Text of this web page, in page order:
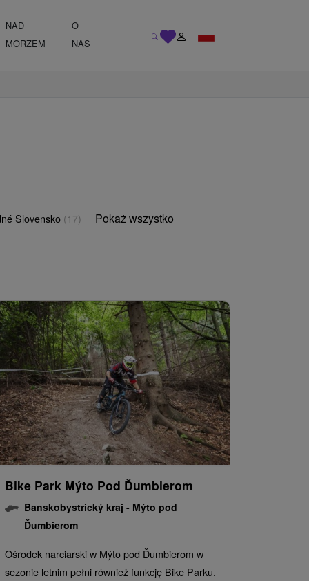
NAD
MORZEM
O
NAS
Slovensko (17) Pokaż wszystko
Bike Park Mýto Pod Ďumbierom
Banskobystrický kraj - Mýto pod
Ďumbierom
Ośrodek narciarski w Mýto pod Ďumbierom w
sezonie letnim pełni również funkcję Bike Parku.